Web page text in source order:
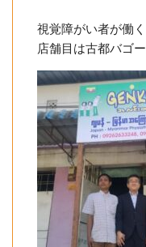
視覚障がい者が働
店舗目は古都バゴー